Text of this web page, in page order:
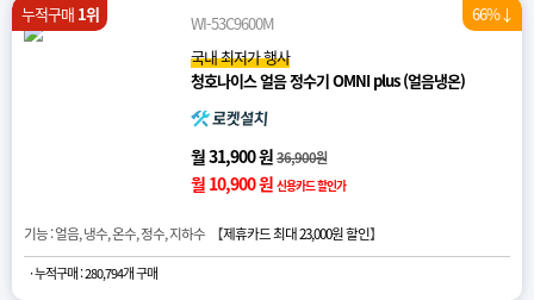
누적구매 1위
WI-53C9600M
국내 최저가 행사
청호나이스 얼음 정수기 OMNI plus (얼음냉온)
월 31,900 원36,900원
월 10,900 원 신용카드 할인가
66%↓
기능 : 얼음, 냉수, 온수, 정수, 지하수 【제휴카드 최대 23,000원 할인】
· 누적구매 : 280,794개 구매